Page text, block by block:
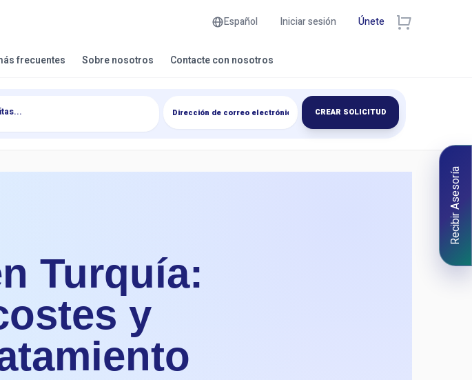
Español Iniciar sesión Únete
frecuentes Sobre nosotros Contacte con nosotros
CREAR SOLICITUD
Recibir Asesoría
Turquía:
y